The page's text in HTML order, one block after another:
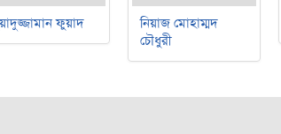
ফুয়াদ
নিয়াজ মোহাম্মদ
চৌধুরী